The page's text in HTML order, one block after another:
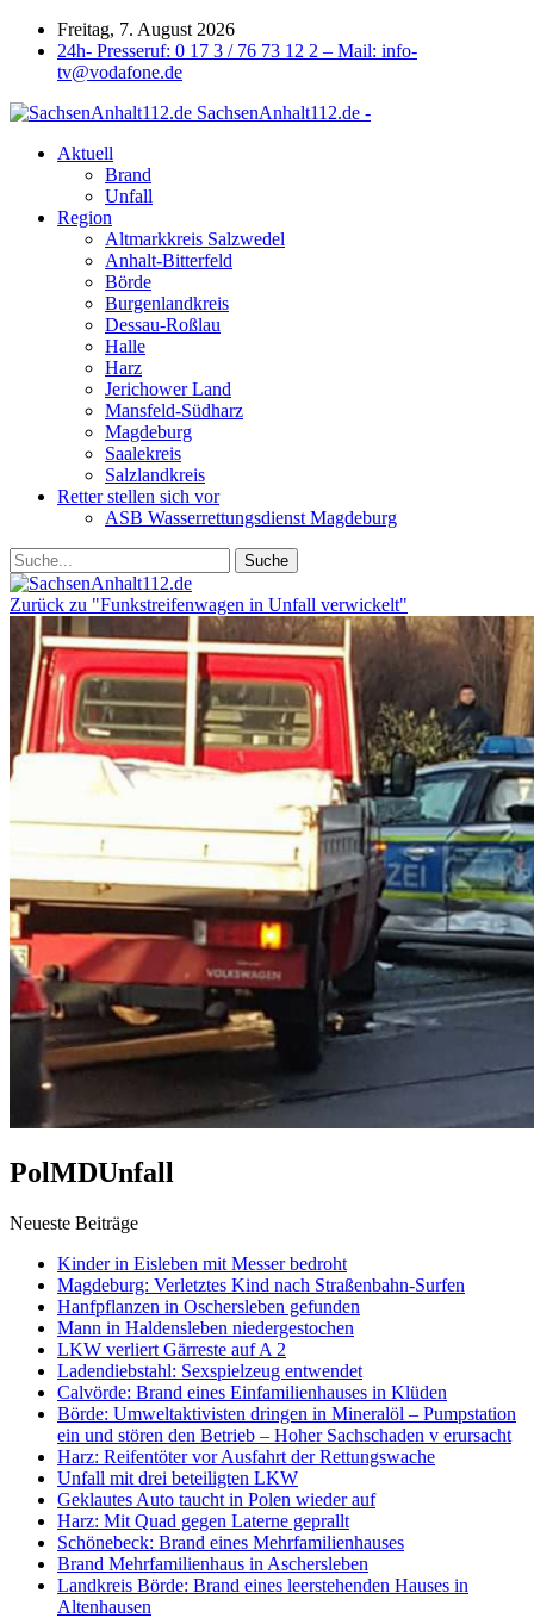
Freitag, 7. August 2026
24h- Presseruf: 0 17 3 / 76 73 12 2 – Mail: info-
tv@vodafone.de
SachsenAnhalt112.de -
Aktuell
Brand
Unfall
Region
Altmarkkreis Salzwedel
Anhalt-Bitterfeld
Börde
Burgenlandkreis
Dessau-Roßlau
Halle
Harz
Jerichower Land
Mansfeld-Südharz
Magdeburg
Saalekreis
Salzlandkreis
Retter stellen sich vor
ASB Wasserrettungsdienst Magdeburg
Zurück zu "Funkstreifenwagen in Unfall verwickelt"
PolMDUnfall
Neueste Beiträge
Kinder in Eisleben mit Messer bedroht
Magdeburg: Verletztes Kind nach Straßenbahn-Surfen
Hanfpflanzen in Oschersleben gefunden
Mann in Haldensleben niedergestochen
LKW verliert Gärreste auf A 2
Ladendiebstahl: Sexspielzeug entwendet
Calvörde: Brand eines Einfamilienhauses in Klüden
Börde: Umweltaktivisten dringen in Mineralöl – Pumpstation
ein und stören den Betrieb – Hoher Sachschaden v erursacht
Harz: Reifentöter vor Ausfahrt der Rettungswache
Unfall mit drei beteiligten LKW
Geklautes Auto taucht in Polen wieder auf
Harz: Mit Quad gegen Laterne geprallt
Schönebeck: Brand eines Mehrfamilienhauses
Brand Mehrfamilienhaus in Aschersleben
Landkreis Börde: Brand eines leerstehenden Hauses in
Altenhausen